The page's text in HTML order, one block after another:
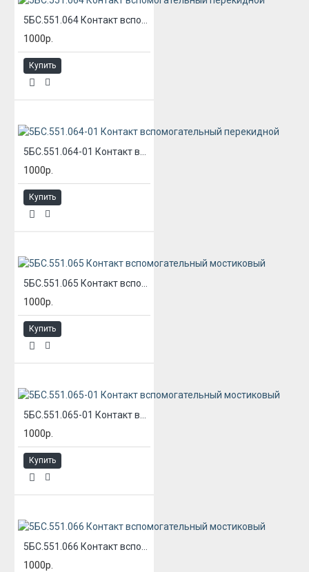
1000р.
Купить
1000р.
Купить
1000р.
Купить
1000р.
Купить
1000р.